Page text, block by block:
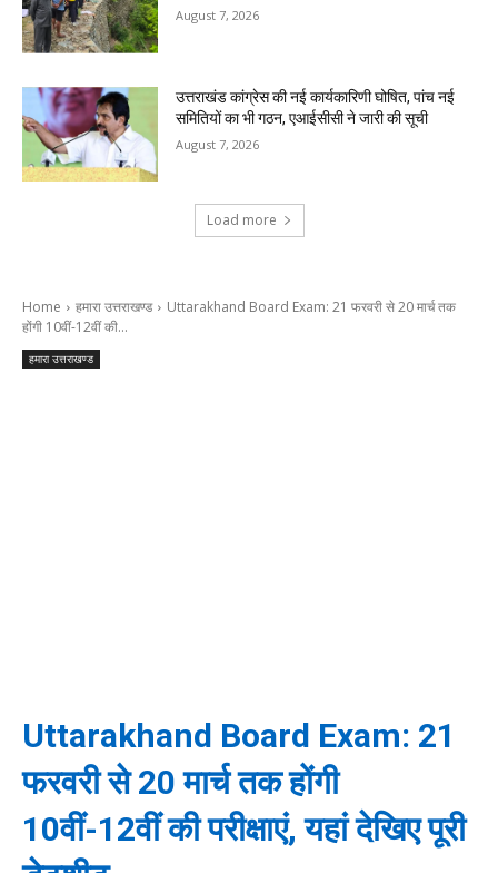
August 7, 2026
उत्तराखंड कांग्रेस की नई कार्यकारिणी घोषित, पांच नई
समितियों का भी गठन, एआईसीसी ने जारी की सूची
August 7, 2026
Load more